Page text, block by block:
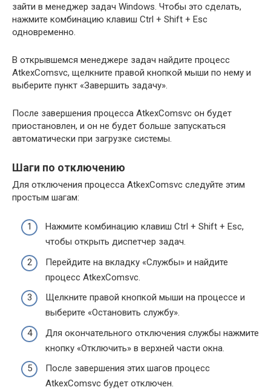
зайти в менеджер задач Windows. Чтобы это сделать,
нажмите комбинацию клавиш Ctrl + Shift + Esc
одновременно.
В открывшемся менеджере задач найдите процесс
AtkexComsvc, щелкните правой кнопкой мыши по нему и
выберите пункт «Завершить задачу».
После завершения процесса AtkexComsvc он будет
приостановлен, и он не будет больше запускаться
автоматически при загрузке системы.
Шаги по отключению
Для отключения процесса AtkexComsvc следуйте этим
простым шагам:
Нажмите комбинацию клавиш Ctrl + Shift + Esc,
чтобы открыть диспетчер задач.
Перейдите на вкладку «Службы» и найдите
процесс AtkexComsvc.
Щелкните правой кнопкой мыши на процессе и
выберите «Остановить службу».
Для окончательного отключения службы нажмите
кнопку «Отключить» в верхней части окна.
После завершения этих шагов процесс
AtkexComsvc будет отключен.